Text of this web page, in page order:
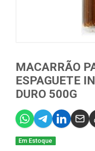
MACARRÃO
ESPAGUETE
DURO 500G
Em Estoque